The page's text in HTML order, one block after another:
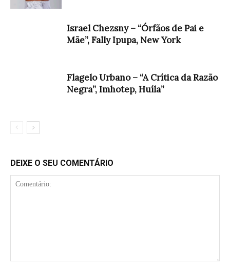
Israel Chezsny – “Órfãos de Pai e
Mãe”, Fally Ipupa, New York
Flagelo Urbano – “A Crítica da Razão
Negra”, Imhotep, Huíla”
DEIXE O SEU COMENTÁRIO